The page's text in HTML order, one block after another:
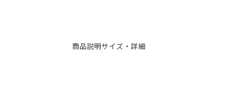
商品説明サイズ・詳細